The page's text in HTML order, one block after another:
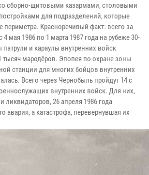
сборно-щитовыми казармами, столовыми
для подразделений, которые
периметра. Красноречивый факт: всего за
мая 1986 по 1 марта 1987 года на рубеже 30-
и караулы внутренних войск
тысяч мародёров. Эпопея по охране зоны
станции для многих бойцов внутренних
Всего через Чернобыль пройдут 14 с
внутренних войск. Для них,
ликвидаторов, 26 апреля 1986 года
авария, а катастрофа, перевернувшая их